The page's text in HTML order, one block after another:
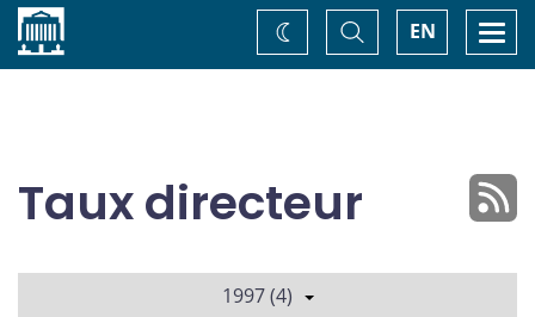
Accueil EN
Basculer
la
recherche
Changez
de
Taux directeur
1997 (4)